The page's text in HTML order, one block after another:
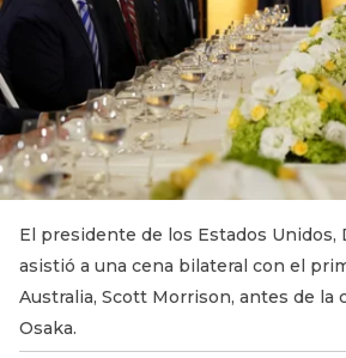
El presidente de los Estados Unidos,
asistió a una cena bilateral con el
Australia, Scott Morrison, antes de la
Osaka.